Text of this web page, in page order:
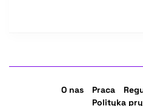
O nas Praca
Polityka